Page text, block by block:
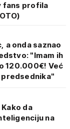
fans profila
a onda saznao
"Imam ih
120.000€! Već
da
na